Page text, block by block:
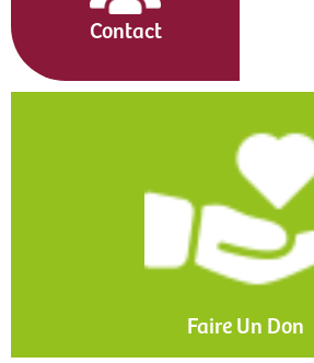
Contact
Faire Un Don